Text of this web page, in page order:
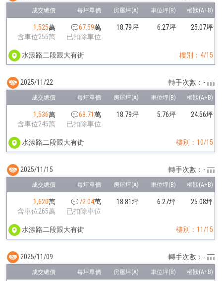
1,525萬
含車位255萬
67.59萬
已扣除車位
18.79坪 6.27坪 25.07坪
水漾路二段跟大有街 樓別：4/15
1,536萬
含車位245萬
68.71萬
已扣除車位
18.79坪 5.76坪 24.56坪
水漾路二段跟大有街 樓別：10/15
2025/11/22 轉手次數：-
1,620萬
含車位265萬
72.04萬
已扣除車位
18.81坪 6.27坪 25.08坪
水漾路二段跟大有街 樓別：11/15
2025/11/15 轉手次數：-
2025/11/09 轉手次數：-